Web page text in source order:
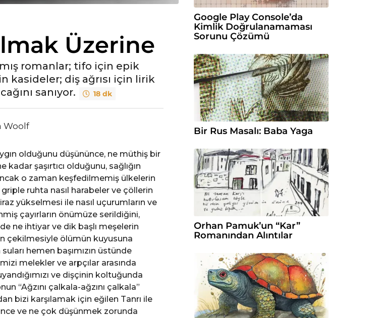
Üzerine
romanlar; tifo için epik
kasideler; diş ağrısı için lirik
sanıyor.
18 dk
Woolf
olduğunu düşününce, ne müthiş bir
kadar şaşırtıcı olduğunu, sağlığın
o zaman keşfedilmemiş ülkelerin
griple ruhta nasıl harabeler ve çöllerin
yükselmesi ile nasıl uçurumların ve
çayırların önümüze serildiğini,
ne ihtiyar ve dik başlı meşelerin
çekilmesiyle ölümün kuyusuna
hemen başımızın üstünde
melekler ve arpçılar arasında
ve dişçinin koltuğunda
“Ağzını çalkala-ağzını çalkala”
bizi karşılamak için eğilen Tanrı ile
ve ne çok düşünmek zorunda
Google Play Console’da
Kimlik Doğrulanamaması
Sorunu Çözümü
Bir Rus Masalı: Baba Yaga
Orhan Pamuk’un “Kar”
Romanından Alıntılar